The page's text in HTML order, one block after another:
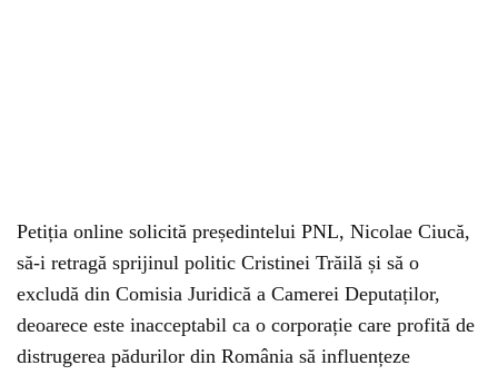
Petiția online solicită președintelui PNL, Nicolae Ciucă,
să-i retragă sprijinul politic Cristinei Trăilă și să o
excludă din Comisia Juridică a Camerei Deputaților,
deoarece este inacceptabil ca o corporație care profită de
distrugerea pădurilor din România să influențeze